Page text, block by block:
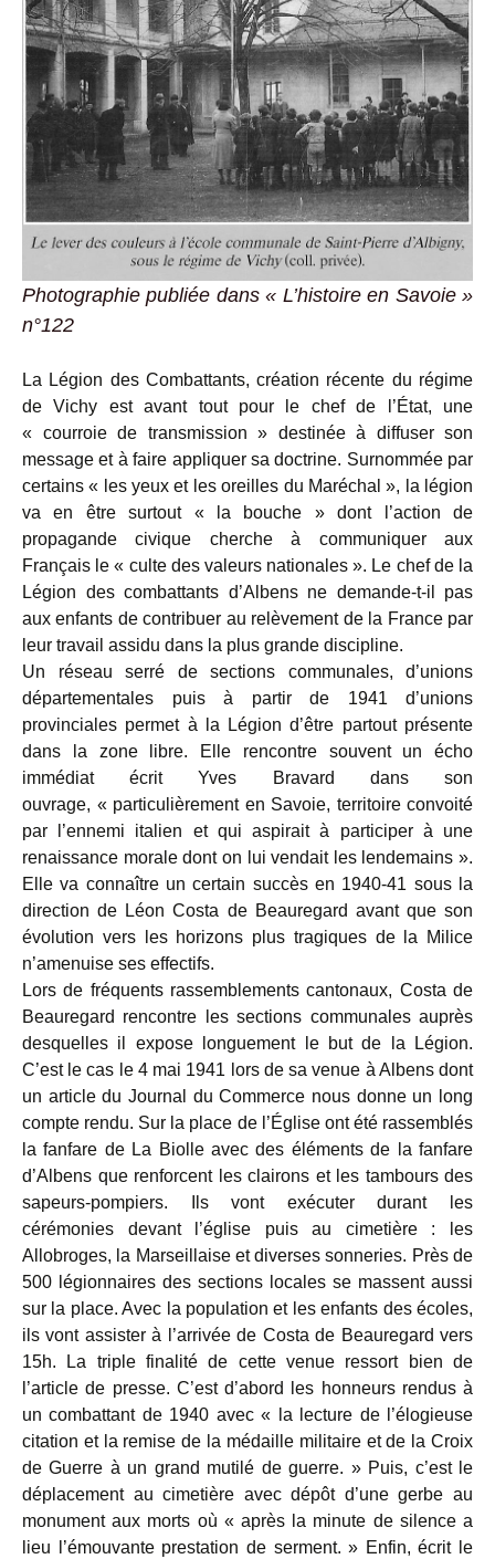
Photographie publiée dans « L’histoire en Savoie »
n°122
La Légion des Combattants, création récente du régime
de Vichy est avant tout pour le chef de l’État, une
« courroie de transmission » destinée à diffuser son
message et à faire appliquer sa doctrine. Surnommée par
certains « les yeux et les oreilles du Maréchal », la légion
va en être surtout « la bouche » dont l’action de
propagande civique cherche à communiquer aux
Français le « culte des valeurs nationales ». Le chef de la
Légion des combattants d’Albens ne demande-t-il pas
aux enfants de contribuer au relèvement de la France par
leur travail assidu dans la plus grande discipline.
Un réseau serré de sections communales, d’unions
départementales puis à partir de 1941 d’unions
provinciales permet à la Légion d’être partout présente
dans la zone libre. Elle rencontre souvent un écho
immédiat écrit Yves Bravard dans son
ouvrage, « particulièrement en Savoie, territoire convoité
par l’ennemi italien et qui aspirait à participer à une
renaissance morale dont on lui vendait les lendemains ».
Elle va connaître un certain succès en 1940-41 sous la
direction de Léon Costa de Beauregard avant que son
évolution vers les horizons plus tragiques de la Milice
n’amenuise ses effectifs.
Lors de fréquents rassemblements cantonaux, Costa de
Beauregard rencontre les sections communales auprès
desquelles il expose longuement le but de la Légion.
C’est le cas le 4 mai 1941 lors de sa venue à Albens dont
un article du Journal du Commerce nous donne un long
compte rendu. Sur la place de l’Église ont été rassemblés
la fanfare de La Biolle avec des éléments de la fanfare
d’Albens que renforcent les clairons et les tambours des
sapeurs-pompiers. Ils vont exécuter durant les
cérémonies devant l’église puis au cimetière : les
Allobroges, la Marseillaise et diverses sonneries. Près de
500 légionnaires des sections locales se massent aussi
sur la place. Avec la population et les enfants des écoles,
ils vont assister à l’arrivée de Costa de Beauregard vers
15h. La triple finalité de cette venue ressort bien de
l’article de presse. C’est d’abord les honneurs rendus à
un combattant de 1940 avec « la lecture de l’élogieuse
citation et la remise de la médaille militaire et de la Croix
de Guerre à un grand mutilé de guerre. » Puis, c’est le
déplacement au cimetière avec dépôt d’une gerbe au
monument aux morts où « après la minute de silence a
lieu l’émouvante prestation de serment. » Enfin, écrit le